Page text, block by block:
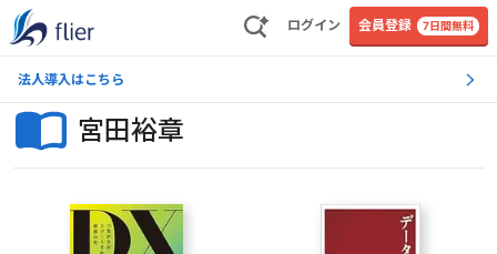
ログイン 会員登録 7日間無料
法人導入はこちら
宮田裕章